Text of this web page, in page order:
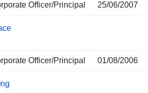
Officer/Principal 25/06/2007
Officer/Principal 01/08/2006